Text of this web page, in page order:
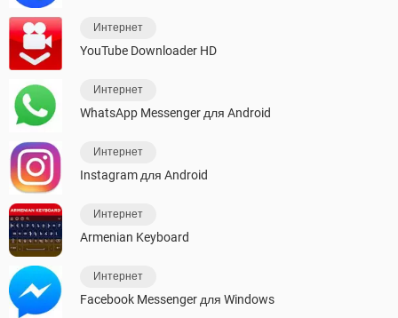
Интернет
YouTube Downloader HD
Интернет
WhatsApp Messenger для Android
Интернет
Instagram для Android
Интернет
Armenian Keyboard
Интернет
Facebook Messenger для Windows